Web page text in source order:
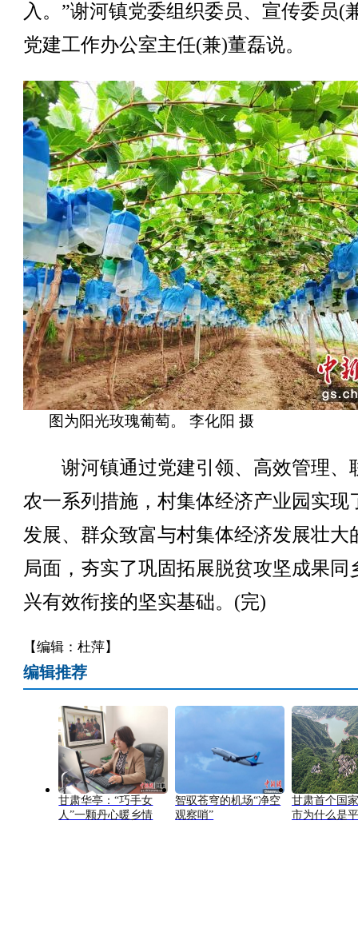
入。”谢河镇党委组织委员、宣传委员(
党建工作办公室主任(兼)董磊说。
图为阳光玫瑰葡萄。 李化阳 摄
谢河镇通过党建引领、高效管理、
农一系列措施，村集体经济产业园实现
发展、群众致富与村集体经济发展壮大
局面，夯实了巩固拓展脱贫攻坚成果同
兴有效衔接的坚实基础。(完)
【编辑：杜萍】
编辑推荐
甘肃华亭：“巧手女
人”一颗丹心暖乡情
智驭苍穹的机场“净空
观察哨”
甘肃首个国
市为什么是